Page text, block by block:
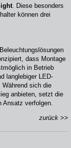
. Diese besonders
können drei
dass Montage
in Betrieb
langlebiger LED-
Während sich die
anbieten, setzt die
Ansatz verfolgen.
zurück >>